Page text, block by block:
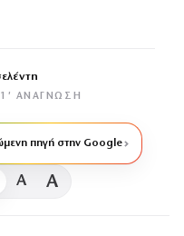
1′ ΑΝΆΓΝΩΣΗ
πηγή στην Google
A A